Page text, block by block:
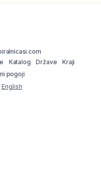
Katalog Države
Kraji
pogoji
English